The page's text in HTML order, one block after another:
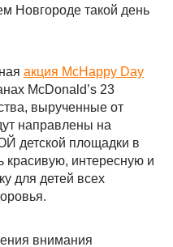
Новгороде такой день
акция McHappy Day
McDonald’s 23
вырученные от
направлены на
детской площадки в
красивую, интересную и
для детей всех
внимания